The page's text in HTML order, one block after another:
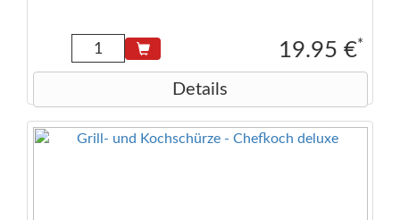
19.95 €*
Details